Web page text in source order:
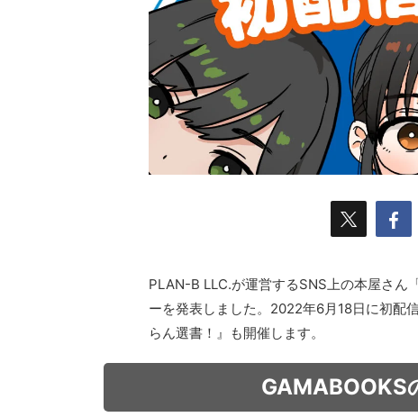
PLAN-B LLC.が運営するSNS上の本屋さん
ーを発表しました。2022年6月18日に初配
らん選書！』も開催します。
GAMABOOKS